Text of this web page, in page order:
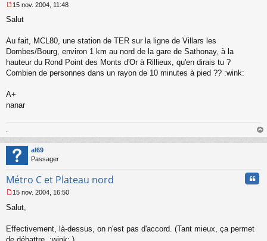
e
s
g
e
n
n
u
15 nov. 2004, 11:48
Salut
Au fait, MCL80, une station de TER sur la ligne de Villars les
Dombes/Bourg, environ 1 km au nord de la gare de Sathonay, à la
hauteur du Rond Point des Monts d'Or à Rillieux, qu'en dirais tu ?
Combien de personnes dans un rayon de 10 minutes à pied ?? :wink:
A+
nanar
au
al69
Passager
Métro C et Plateau nord
e
s
15 nov. 2004, 16:50
Salut,
Effectivement, là-dessus, on n'est pas d'accord. (Tant mieux, ça permet